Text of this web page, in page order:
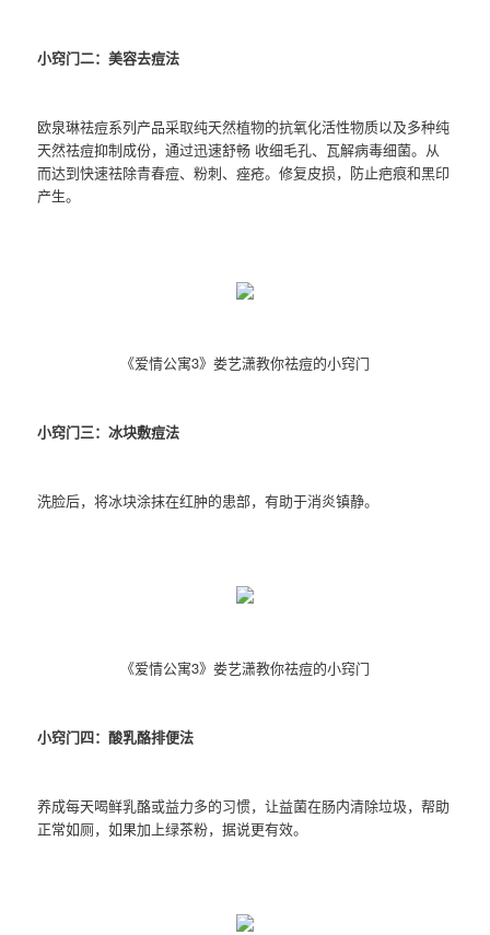
小窍门二：美容去痘法
欧泉琳祛痘系列产品采取纯天然植物的抗氧化活性物质以及多种纯
天然祛痘抑制成份，通过迅速舒畅 收细毛孔、瓦解病毒细菌。从
而达到快速祛除青春痘、粉刺、痤疮。修复皮损，防止疤痕和黑印
产生。
《爱情公寓3》娄艺潇教你祛痘的小窍门
小窍门三：冰块敷痘法
洗脸后，将冰块涂抹在红肿的患部，有助于消炎镇静。
《爱情公寓3》娄艺潇教你祛痘的小窍门
小窍门四：酸乳酪排便法
养成每天喝鲜乳酪或益力多的习惯，让益菌在肠内清除垃圾，帮助
正常如厕，如果加上绿茶粉，据说更有效。